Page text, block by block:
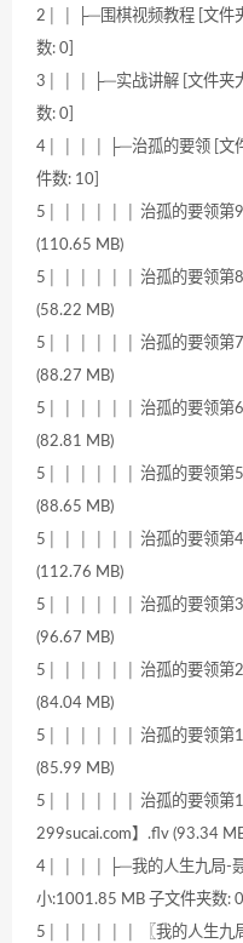
2│ │ ├─围棋视频教程 [文件
数: 0]
3│ │ │ ├─实战讲解 [文件夹
数: 0]
4│ │ │ │ ├─治孤的要领 [文
件数: 10]
5│ │ │ │ │ │ 治孤的要领第
(110.65 MB)
5│ │ │ │ │ │ 治孤的要领第
(58.22 MB)
5│ │ │ │ │ │ 治孤的要领第
(88.27 MB)
5│ │ │ │ │ │ 治孤的要领第
(82.81 MB)
5│ │ │ │ │ │ 治孤的要领第
(88.65 MB)
5│ │ │ │ │ │ 治孤的要领第
(112.76 MB)
5│ │ │ │ │ │ 治孤的要领第
(96.67 MB)
5│ │ │ │ │ │ 治孤的要领第
(84.04 MB)
5│ │ │ │ │ │ 治孤的要领第
(85.99 MB)
5│ │ │ │ │ │ 治孤的要领第
299sucai.com】.flv (93.34
4│ │ │ │ ├─我的人生九局-
小:1001.85 MB 子文件夹数: 0
5│ │ │ │ │ │ 〖我的人生九